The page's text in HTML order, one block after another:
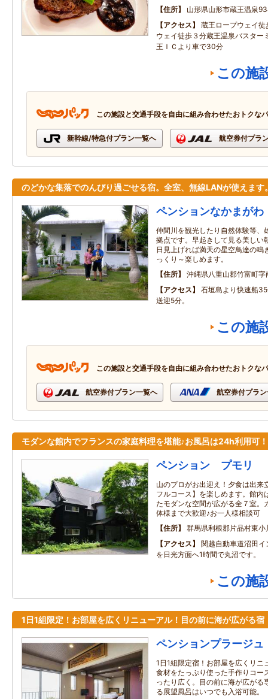
住所
山形県山形市蔵王温泉
アクセス
蔵王ロープウェイ
ウェイ徒歩３分蔵王温泉バスター
王ＩＣより車で30分
この施
この施設と交通手段を自由に組み合わせたおトクな
新幹線/特急付プラン一覧へ 航空券付プラ
のどかな集落でのんびり過ごせる宿。全室、無線LANが使えます
ペンションなかまがわ
仲間川を観光したり自然体験等、
拠点です。早起きして見る美しい
日見上げれば満天の星空鳥達の鳴
っくり～楽しめます。
住所
沖縄県八重山郡竹富町字
アクセス
石垣島より快速船
送迎5分。
この施
この施設と交通手段を自由に組み合わせたおトクな
航空券付プラン一覧へ 航空券付プラ
モダンな館内でフランスの家庭料理を堪能♪お風呂は24h利用可！
ペンション プモリ
山のプロがお出迎え！夕食は出来
フルコース】を楽しめます。館内
たモダンな空間が広がる全７室。
体様まで大歓迎♪お一人様相談可
住所
群馬県利根郡片品村東小
アクセス
関越自動車道沼田
を日光方面へ1時間で丸沼です。
この施
1日1組限定！お部屋を広くリニューアル！目の前に海が広がる宿
ペンションプラージュ
1日1組限定宿！お部屋を広くリニ
食材をたっぷり使った手作りコ
ったり広く。目の前に海が広がる
る展望風呂はいつでも入浴可能。